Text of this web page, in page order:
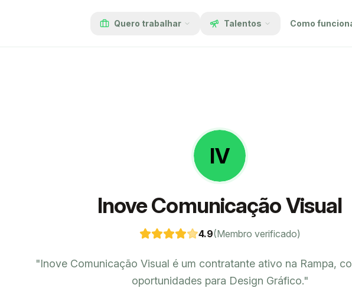
Quero trabalhar Talentos Como
IV
Inove Comunicação Visual
4.9(Membro verificado)
"Inove Comunicação Visual é um contratante ativo na Rampa,
oportunidades para Design Gráfico."